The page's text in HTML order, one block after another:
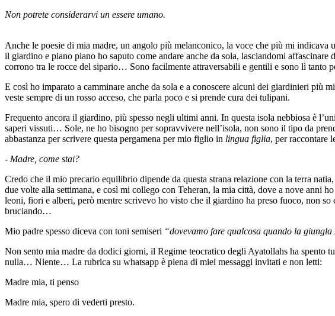
Non potrete considerarvi un essere umano.
Anche le poesie di mia madre, un angolo più melanconico, la voce che più mi
il giardino e piano piano ho saputo come andare anche da sola, lasciandomi
corrono tra le rocce del sipario… Sono facilmente attraversabili e gentili e sono lì tanto
E così ho imparato a camminare anche da sola e a conoscere alcuni dei giardinieri
veste sempre di un rosso acceso, che parla poco e si prende cura dei tulipani.
Frequento ancora il giardino, più spesso negli ultimi anni. In questa isola nebbiosa è
saperi vissuti… Sole, ne ho bisogno per sopravvivere nell’isola, non sono il tipo da
abbastanza per scrivere questa pergamena per mio figlio in lingua figlia, per raccontare
- Madre, come stai?
Credo che il mio precario equilibrio dipende da questa strana relazione con la terra
due volte alla settimana, e così mi collego con Teheran, la mia città, dove a nove anni
leoni, fiori e alberi, però mentre scrivevo ho visto che il giardino ha preso fuoco, non
bruciando…
Mio padre spesso diceva con toni semiseri “dovevamo fare qualcosa quando la
Non sento mia madre da dodici giorni, il Regime teocratico degli Ayatollahs ha spento
nulla… Niente… La rubrica su whatsapp è piena di miei messaggi invitati e non letti:
Madre mia, ti penso
Madre mia, spero di vederti presto.